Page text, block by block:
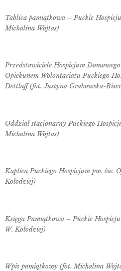
Tablica pamiątkowa – Puckie
Michalina Wojtas)
Przedstawiciele Hospicjum
Opiekunem Wolontariatu Puckiego
Dettlaff (fot. Justyna Grabowska-
Oddział stacjonarny Puckiego
Michalina Wojtas)
Kaplica Puckiego Hospicjum pw. św.
Kołodziej)
Księga Pamiątkowa – Puckie
W. Kołodziej)
Wpis pamiątkowy (fot. Michalina